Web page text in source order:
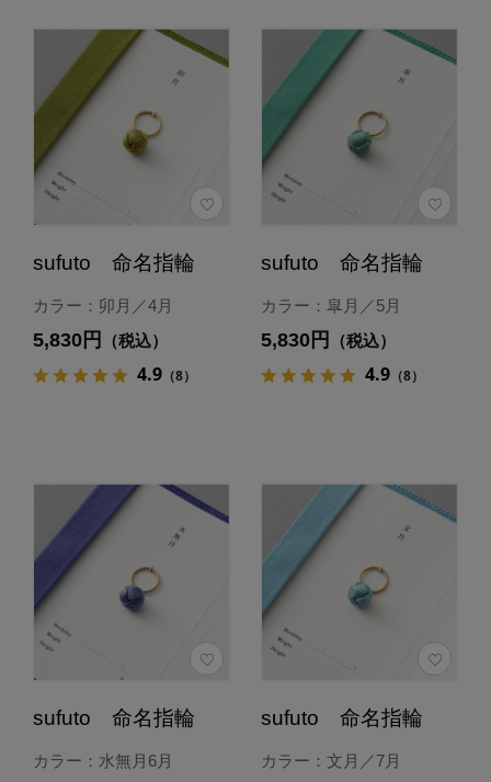
sufuto 命名指輪
カラー：卯月／4月
5,830円 （税込）
4.9（8）
sufuto 命名指輪
カラー：皐月／5月
5,830円 （税込）
4.9（8）
sufuto 命名指輪
カラー：水無月6月
sufuto 命名指輪
カラー：文月／7月